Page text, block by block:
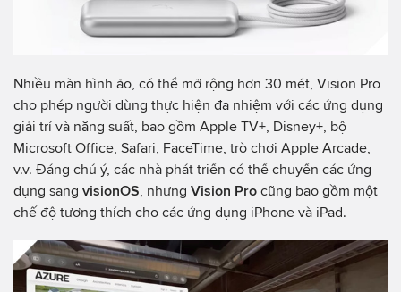
Nhiều màn hình ảo, có thể mở rộng hơn 30 mét, Vision Pro
cho phép người dùng thực hiện đa nhiệm với các ứng dụng
giải trí và năng suất, bao gồm Apple TV+, Disney+, bộ
Microsoft Office, Safari, FaceTime, trò chơi Apple Arcade,
v.v. Đáng chú ý, các nhà phát triển có thể chuyển các ứng
dụng sang visionOS , nhưng Vision Pro cũng bao gồm một
chế độ tương thích cho các ứng dụng iPhone và iPad.